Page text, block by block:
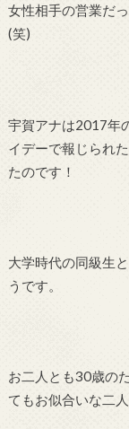
女性相手の営業だ
(笑)
宇賀アナは2017年
イデーで報じられ
たのです！
大学時代の同級生
うです。
お二人とも30歳の
てもお似合いな二人